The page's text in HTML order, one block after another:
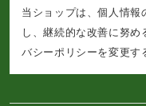
当ショップは、個人情報
し、継続的な改善に努め
バシーポリシーを変更す